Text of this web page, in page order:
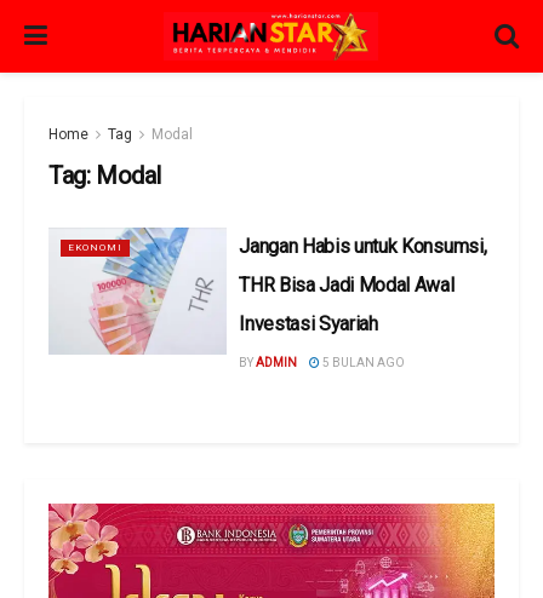
Home Tag Modal
Tag: Modal
EKONOMI
Jangan Habis untuk Konsumsi,
THR Bisa Jadi Modal Awal
Investasi Syariah
BYADMIN 5 BULAN AGO